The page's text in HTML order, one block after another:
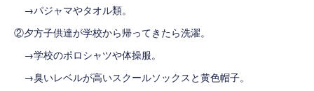
→パジャマやタオル類。
②夕方子供達が学校から帰ってきたら洗濯。
→学校のポロシャツや体操服。
→臭いレベルが高いスクールソックスと黄色帽子。